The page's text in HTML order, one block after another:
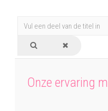
Vul
deel
titelOnze ervaring